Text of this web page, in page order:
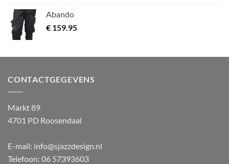
Abando
€ 159.95
CONTACTGEGEVENS
Markt 89
4701 PD Roosendaal
E-mail: info@sjazzdesign.nl
Telefoon: 06 57393603